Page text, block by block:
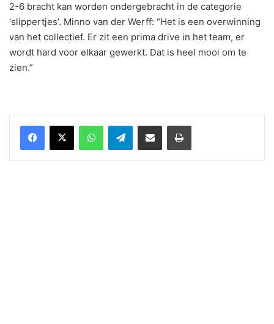
2-6 bracht kan worden ondergebracht in de categorie
‘slippertjes’. Minno van der Werff: “Het is een overwinning
van het collectief. Er zit een prima drive in het team, er
wordt hard voor elkaar gewerkt. Dat is heel mooi om te
zien.”
WhatsAppTelegramDelen via Email Print